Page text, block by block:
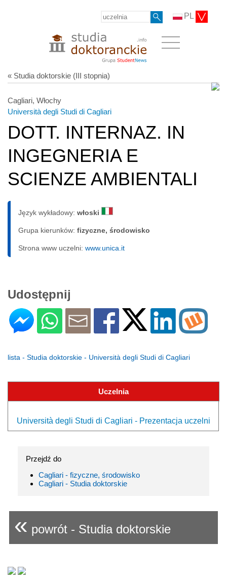
PL
« Studia doktorskie (III stopnia)
Cagliari, Włochy
Università degli Studi di Cagliari
DOTT. INTERNAZ. IN
INGEGNERIA E
SCIENZE AMBIENTALI
Język wykładowy: włoski
Grupa kierunków: fizyczne, środowisko
Strona www uczelni: www.unica.it
Udostępnij
lista - Studia doktorskie - Università degli Studi di Cagliari
Uczelnia
Università degli Studi di Cagliari - Prezentacja uczelni
Przejdź do
Cagliari - fizyczne, środowisko
Cagliari - Studia doktorskie
« powrót - Studia doktorskie